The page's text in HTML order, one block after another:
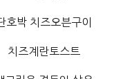
호박 치즈오븐구이
치즈계란토스트